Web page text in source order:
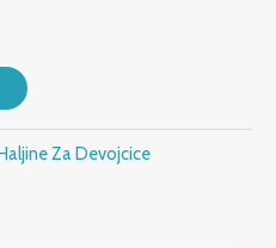
Za Devojcice